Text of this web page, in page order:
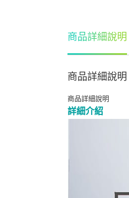
商品詳細說明
商品詳細說明
商品詳細說明
詳細介紹